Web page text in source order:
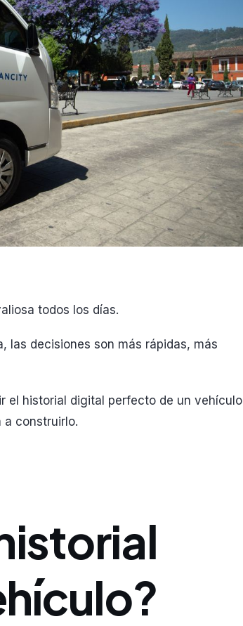
todos los días.
las decisiones son más rápidas, más
el historial digital perfecto de un vehículo
a construirlo.